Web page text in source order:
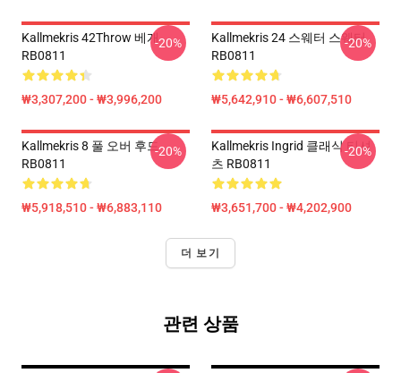
Kallmekris 42Throw 베개
RB0811
₩3,307,200 - ₩3,996,200
-20%
Kallmekris 24 스웨터 스웨터
RB0811
₩5,642,910 - ₩6,607,510
-20%
Kallmekris 8 풀 오버 후드
RB0811
₩5,918,510 - ₩6,883,110
-20%
Kallmekris Ingrid 클래식 티셔
츠 RB0811
₩3,651,700 - ₩4,202,900
-20%
더 보기
관련 상품